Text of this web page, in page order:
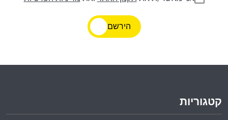
הירשם
קטגוריות